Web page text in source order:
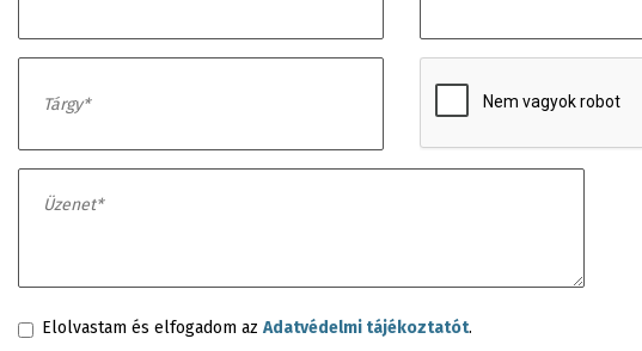
Elolvastam és elfogadom az Adatvédelmi tájékoztatót.